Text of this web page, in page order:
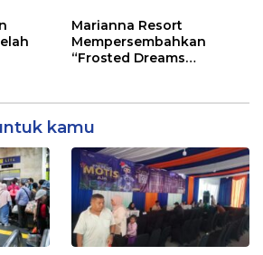
Marianna Resort
Mempersembahkan
“Frosted Dreams
yang Magis
kamu